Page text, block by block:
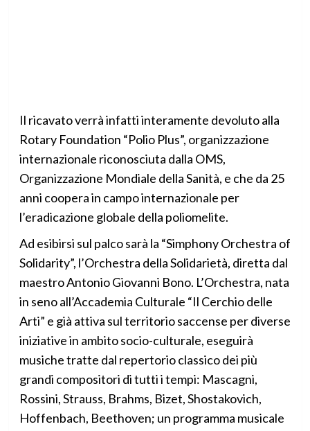
Il ricavato verrà infatti interamente devoluto alla
Rotary Foundation “Polio Plus”, organizzazione
internazionale riconosciuta dalla OMS,
Organizzazione Mondiale della Sanità, e che da 25
anni coopera in campo internazionale per
l’eradicazione globale della poliomelite.
Ad esibirsi sul palco sarà la “Simphony Orchestra of
Solidarity”, l’Orchestra della Solidarietà, diretta dal
maestro Antonio Giovanni Bono. L’Orchestra, nata
in seno all’Accademia Culturale “Il Cerchio delle
Arti” e già attiva sul territorio saccense per diverse
iniziative in ambito socio-culturale, eseguirà
musiche tratte dal repertorio classico dei più
grandi compositori di tutti i tempi: Mascagni,
Rossini, Strauss, Brahms, Bizet, Shostakovich,
Hoffenbach, Beethoven; un programma musicale